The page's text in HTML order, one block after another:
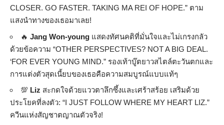
CLOSER. GO FASTER. TAKING MA REI OF HOPE.” ตาม
แสงนำทางของเธอมาเลย!
🔥 Jang Won-young แสดงทัศนคติที่มั่นใจและไม่เกรงกลัว
ด้วยข้อความ “OTHER PERSPECTIVES? NOT A BIG DEAL.
‘FOR EVER YOUNG MIND.” รองเท้าบู๊ตยาวสไตล์ตะวันตกและ
การแต่งตัวสุดเนี้ยบของเธอคือความสมบูรณ์แบบแท้ๆ
💯 Liz สะกดใจด้วยแววตาลึกซึ้งและเศร้าสร้อย เสริมด้วย
ประโยคที่ลงตัว: “I JUST FOLLOW WHERE MY HEART LIZ.”
ควีนแห่งสัญชาตญาณตัวจริง!